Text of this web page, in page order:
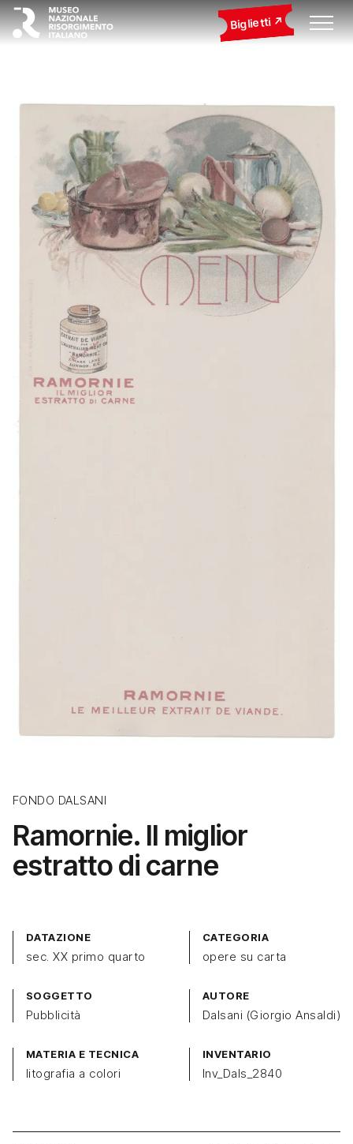
Biglietti
FONDO DALSANI
Ramornie. Il miglior
estratto di carne
DATAZIONE
sec. XX primo quarto
CATEGORIA
opere su carta
SOGGETTO
Pubblicità
AUTORE
Dalsani (Giorgio Ansaldi)
MATERIA E TECNICA
litografia a colori
INVENTARIO
Inv_Dals_2840